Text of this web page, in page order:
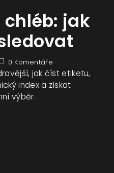
chléb: jak
0 Komentáře
jak číst etiketu,
index a získat
výběr.